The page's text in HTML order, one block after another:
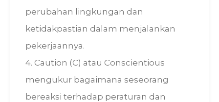
perubahan lingkungan dan
ketidakpastian dalam menjalankan
pekerjaannya.
4. Caution (C) atau Conscientious
mengukur bagaimana seseorang
bereaksi terhadap peraturan dan